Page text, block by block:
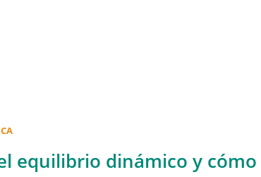
equilibrio dinámico y